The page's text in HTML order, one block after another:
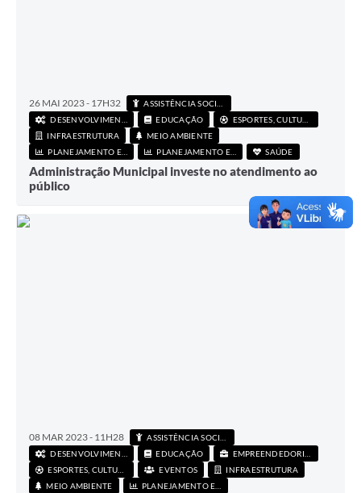
26 MAI 2023 - 17H32
ASSISTÊNCIA SOCIAL
DESENVOLVIMENTO ECONÔMICO
EDUCAÇÃO
ESPORTES, CULTURA E LAZER
INFRAESTRUTURA
MEIO AMBIENTE
PLANEJAMENTO E FINANÇAS
PLANEJAMENTO E FINANÇAS SAÚDE
Administração Municipal investe no atendimento ao
público
08 MAR 2023 - 11H28
ASSISTÊNCIA SOCIAL
DESENVOLVIMENTO ECONÔMICO
EDUCAÇÃO
EMPREENDEDORISMO
ESPORTES, CULTURA E LAZER
EVENTOS
INFRAESTRUTURA
MEIO AMBIENTE
PLANEJAMENTO E FINANÇAS